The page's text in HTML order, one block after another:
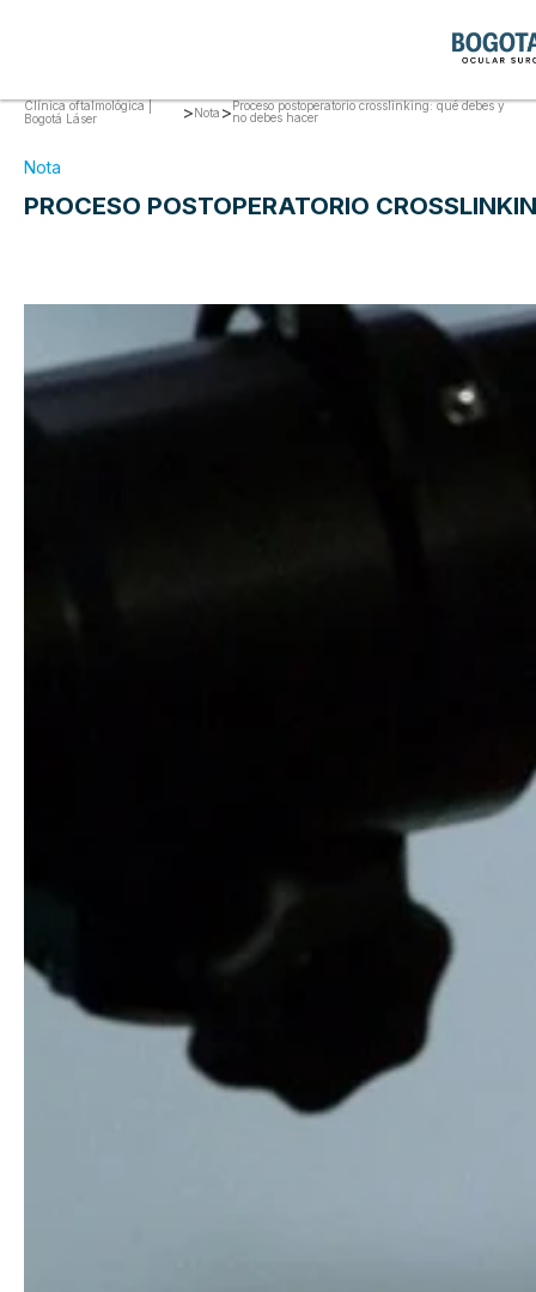
Clínica oftalmológica |
Bogotá Láser
>Nota >Proceso postoperatorio crosslinking: qué debes y
no debes hacer
Nota
PROCESO POSTOPERATORIO